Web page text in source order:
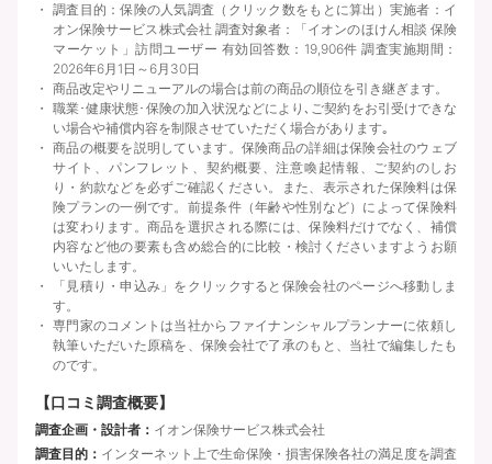
調査目的：保険の人気調査（クリック数をもとに算出）実施者：イ
オン保険サービス株式会社 調査対象者：「イオンのほけん相談 保険
マーケット」訪問ユーザー 有効回答数：19,906件 調査実施期間：
2026年6月1日～6月30日
商品改定やリニューアルの場合は前の商品の順位を引き継ぎます。
職業･健康状態･保険の加入状況などにより､ご契約をお引受けできな
い場合や補償内容を制限させていただく場合があります｡
商品の概要を説明しています。保険商品の詳細は保険会社のウェブ
サイト、パンフレット、契約概要、注意喚起情報、ご契約のしお
り・約款などを必ずご確認ください。また、表示された保険料は保
険プランの一例です。前提条件（年齢や性別など）によって保険料
は変わります。商品を選択される際には、保険料だけでなく、補償
内容など他の要素も含め総合的に比較・検討くださいますようお願
いいたします。
「見積り・申込み」をクリックすると保険会社のページへ移動しま
す。
専門家のコメントは当社からファイナンシャルプランナーに依頼し
執筆いただいた原稿を、保険会社で了承のもと、当社で編集したも
のです。
【口コミ調査概要】
調査企画・設計者： イオン保険サービス株式会社
調査目的： インターネット上で生命保険・損害保険各社の満足度を調査